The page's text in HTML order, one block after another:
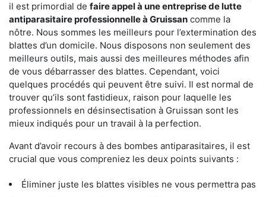
il est primordial de faire appel à une entreprise de lutte
antiparasitaire professionnelle à Gruissan comme la
nôtre. Nous sommes les meilleurs pour l’extermination des
blattes d’un domicile. Nous disposons non seulement des
meilleurs outils, mais aussi des meilleures méthodes afin
de vous débarrasser des blattes. Cependant, voici
quelques procédés qui peuvent être suivi. Il est normal de
trouver qu’ils sont fastidieux, raison pour laquelle les
professionnels en désinsectisation à Gruissan sont les
mieux indiqués pour un travail à la perfection.
Avant d’avoir recours à des bombes antiparasitaires, il est
crucial que vous compreniez les deux points suivants :
Éliminer juste les blattes visibles ne vous permettra pas